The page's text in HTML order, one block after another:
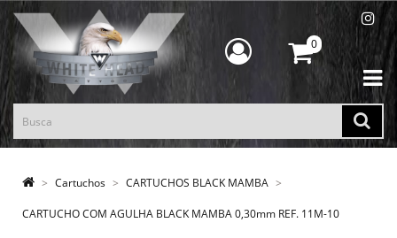
0
Cartuchos CARTUCHOS BLACK MAMBA
CARTUCHO COM AGULHA BLACK MAMBA 0,30mm REF. 11M-10